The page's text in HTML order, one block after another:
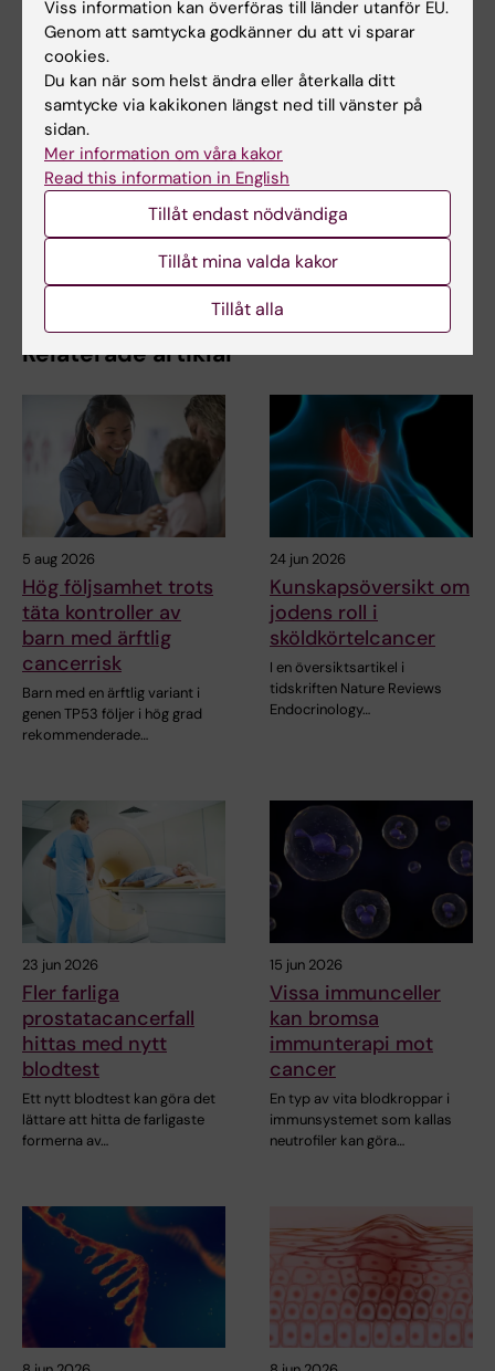
Tags
Tidskriften Medicinsk Vetenskap Bröstcancer
Cancer och onkologi
Uppdaterad av:
Cecilia Odlind
2024-03-21
Relaterade artiklar
5 aug 2026
Hög följsamhet trots
täta kontroller av
barn med ärftlig
cancerrisk
Barn med en ärftlig variant i
genen TP53 följer i hög grad
rekommenderade…
24 jun 2026
Kunskapsöversikt om
jodens roll i
sköldkörtelcancer
I en översiktsartikel i
tidskriften Nature Reviews
Endocrinology…
23 jun 2026
Fler farliga
prostatacancerfall
hittas med nytt
blodtest
Ett nytt blodtest kan göra det
lättare att hitta de farligaste
formerna av…
15 jun 2026
Vissa immunceller
kan bromsa
immunterapi mot
cancer
En typ av vita blodkroppar i
immunsystemet som kallas
neutrofiler kan göra…
Viss information kan överföras till länder utanför EU.
Genom att samtycka godkänner du att vi sparar
cookies.
Du kan när som helst ändra eller återkalla ditt
samtycke via kakikonen längst ned till vänster på
sidan.
Mer information om våra kakor
Read this information in English
Tillåt endast nödvändiga
Tillåt mina valda kakor
Tillåt alla